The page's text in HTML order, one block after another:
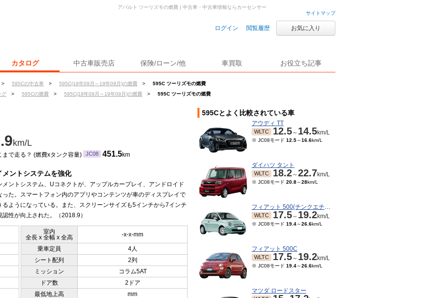
サイトマップ
ログイン 閲覧履歴 お気に入り
カタログ 中古車販売店 保険/ローン/他 車買取 お役立ち記事
> 595Cの中古車 > 595C(18年09月～19年09月)の燃費 >
595C ツーリズモの燃費
グ > 595Cの燃費 > 595C(18年09月～19年09月)の燃費 > 595C ツーリズモの燃費
アバルト ツーリズモの燃費 | 中古車・中古車情報ならカーセンサー
km/L
まで走る？ (燃費xタンク容量) JC08 451.5km
メントシステムを強化
メントシステム、Uコネクトが、アップルカープレイ、アンドロイド
った。スマートフォン内のアプリやコンテンツが車のディスプレイで
るようになっている。また、スクリーンサイズも5インチから7インチ
性が向上された。（2018.9）
室内
全長 x 全幅 x 全高
-x-x-mm
乗車定員
4人
シート配列
2列
ミッション
コラム5AT
ドア数
2ドア
最低地上高
mm
595Cとよく比較されている車
アウディ TT
WLTC 12.5～ 14.5km/L
※ JC08モード 12.5～16.6km/L
ダイハツ タント
WLTC 18.2～22.7km/L
※ JC08モード 20.8～28km/L
フィアット 500(チンクエチェント)
WLTC 17.5～ 19.2km/L
※ JC08モード 19.4～26.6km/L
フィアット 500C
WLTC 17.5～ 19.2km/L
※ JC08モード 19.4～26.6km/L
マツダ ロードスター